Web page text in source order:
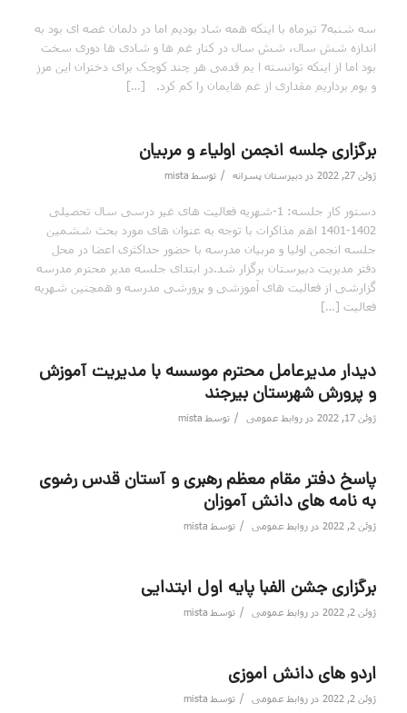
سه شنبه7 تیرماه با اینکه همه شاد بودیم اما در دلمان غصه ای بود به
اندازه شش سال، شش سال در کنار غم ها و شادی ها دوری سخت
بود اما از اینکه توانسته ا یم قدمی هر چند کوچک برای دختران این مرز
و بوم برداریم مقداری از غم هایمان را کم کرد. […]
برگزاری جلسه انجمن اولیاء و مربیان
ژوئن 27, 2022 در دبیرستان پسرانه / توسط mista
دستور کار جلسه: 1-شهریه فعالیت های غیر درسی سال تحصیلی
1402-1401 اهم مذاکرات با توجه به عنوان های مورد بحث ششمین
جلسه انجمن اولیا و مربیان مدرسه با حضور حداکثری اعضا در محل
دفتر مدیریت دبیرستان برگزار شد.در ابتدای جلسه مدیر محترم مدرسه
گزارشی از فعالیت های آموزشی و پرورشی مدرسه و همچنین شهریه
فعالیت […]
دیدار مدیرعامل محترم موسسه با مدیریت آموزش
و پرورش شهرستان بیرجند
ژوئن 17, 2022 در روابط عمومی / توسط mista
پاسخ دفتر مقام معظم رهبری و آستان قدس رضوی
به نامه های دانش آموزان
ژوئن 2, 2022 در روابط عمومی / توسط mista
برگزاری جشن الفبا پایه اول ابتدایی
ژوئن 2, 2022 در روابط عمومی / توسط mista
اردو های دانش اموزی
ژوئن 2, 2022 در روابط عمومی / توسط mista